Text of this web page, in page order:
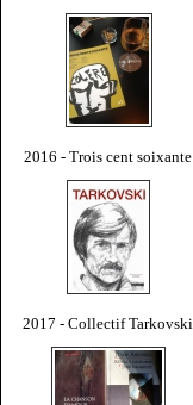
2016 - Trois cent soixante
2017 - Collectif Tarkovski